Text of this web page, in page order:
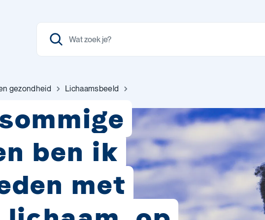
gezondheid Lichaamsbeeld
ben ik
met